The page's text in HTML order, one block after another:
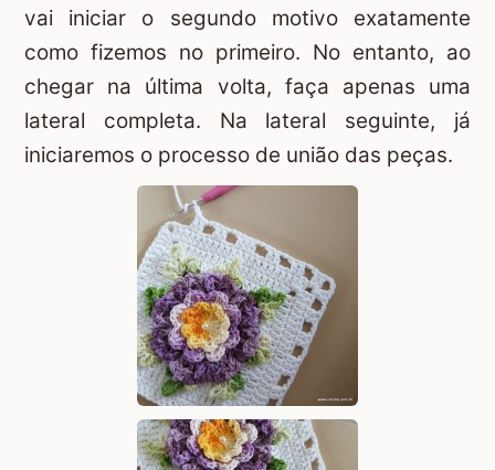
vai iniciar o segundo motivo exatamente
como fizemos no primeiro. No entanto, ao
chegar na última volta, faça apenas uma
lateral completa. Na lateral seguinte, já
iniciaremos o processo de união das peças.